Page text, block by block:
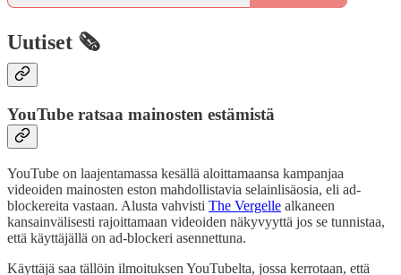
Uutiset 🗞️
YouTube ratsaa mainosten estämistä
YouTube on laajentamassa kesällä aloittamaansa kampanjaa
videoiden mainosten eston mahdollistavia selainlisäosia, eli ad-
blockereita vastaan. Alusta vahvisti The Vergelle alkaneen
kansainvälisesti rajoittamaan videoiden näkyvyyttä jos se tunnistaa,
että käyttäjällä on ad-blockeri asennettuna.
Käyttäjä saa tällöin ilmoituksen YouTubelta, jossa kerrotaan, että